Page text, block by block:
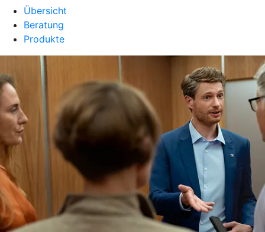
Übersicht
Beratung
Produkte